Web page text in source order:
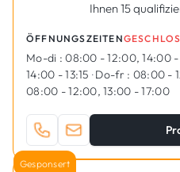
Ihnen 15
ÖFFNUNGSZEITEN
Mo-di : 08:00 - 12:00, 14:00
14:00 - 13:15 ·Do-fr : 08:00 -
08:00 - 12:00, 13:00 - 17:00
Gesponsert